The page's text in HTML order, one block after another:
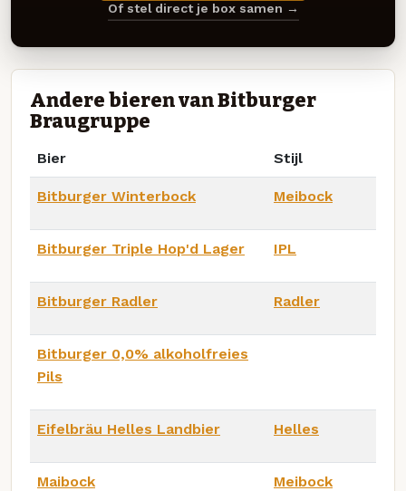
Of stel direct je box samen →
Andere bieren van Bitburger
Braugruppe
Bier Stijl
Bitburger Winterbock Meibock
Bitburger Triple Hop'd Lager IPL
Bitburger Radler Radler
Bitburger 0,0% alkoholfreies
Pils
Eifelbräu Helles Landbier Helles
Maibock Meibock